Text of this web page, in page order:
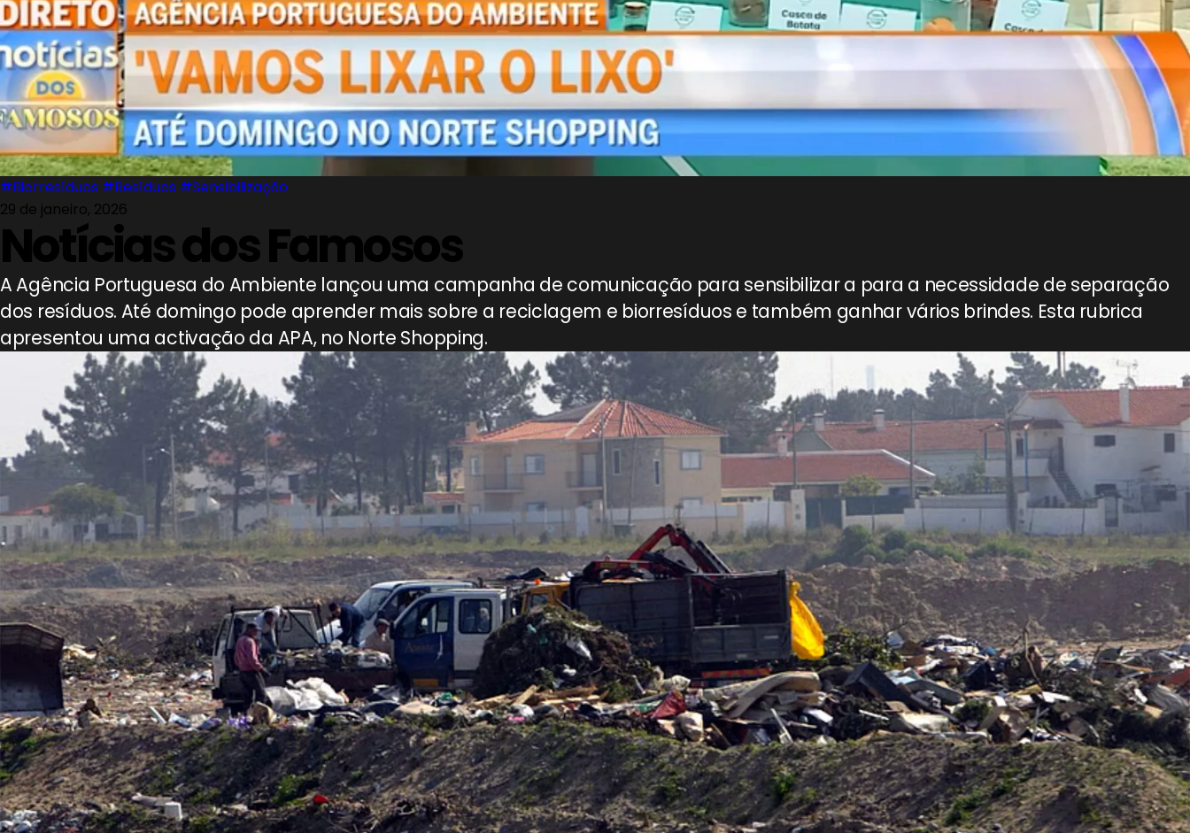
#Biorresíduos #Resíduos #Sensibilização
29 de janeiro, 2026
Notícias dos Famosos
A Agência Portuguesa do Ambiente lançou uma campanha de comunicação para sensibilizar a para a necessidade de separação
dos resíduos. Até domingo pode aprender mais sobre a reciclagem e biorresíduos e também ganhar vários brindes. Esta rubrica
apresentou uma activação da APA, no Norte Shopping.